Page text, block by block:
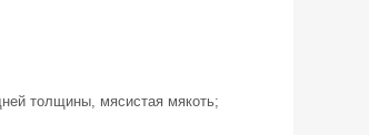
толщины, мясистая мякоть;